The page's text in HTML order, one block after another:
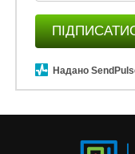
Надано